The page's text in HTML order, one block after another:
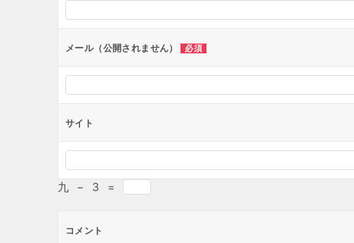
ョ
ン
メール（公開されません） 必須
サイト
九 − 3 =
コメント